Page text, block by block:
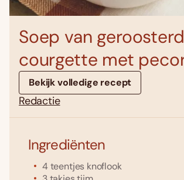
Soep van
courgette met
Bekijk volledige recept
Redactie
Ingrediënten
4 teentjes knoflook